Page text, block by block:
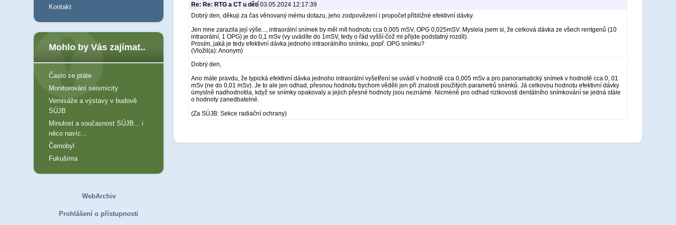
Re: Re: RTG a CT u dětí 03.05.2024 12:17:39
Dobrý den, děkuji za čas věnovaný mému dotazu, jeho zodpovězení i propočet přibližné efektivní dávky.
Jen mne zarazila její výše..., intraorální snímek by měl mít hodnotu cca 0,005 mSV, OPG 0,025mSV. Myslela jsem si, že celková dávka ze všech rentgenů (10
intraorální, 1 OPG) je do 0,1 mSv (vy uvádíte do 1mSV, tedy o řád vyšší-čož mi přijde podstatný rozdíl).
Prosím, jaká je tedy efektivní dávka jednoho intraorálního snímku, popř. OPG snímku?
(Vložil(a): Anonym)
Dobrý den,
Ano máte pravdu, že typická efektivní dávka jednoho intraorální vyšetření se uvádí v hodnotě cca 0,005 mSv a pro panoramatický snímek v hodnotě cca 0, 01
mSv (ne do 0,01 mSv). Je to ale jen odhad, přesnou hodnotu bychom věděli jen při znalosti použitých parametrů snímků. Já celkovou hodnotu efektivní dávky
úmyslně nadhodnotila, když se snímky opakovaly a jejich přesné hodnoty jsou neznámé. Nicméně pro odhad rizikovosti dentálního snímkování se jedná stále
o hodnoty zanedbatelné.
(Za SÚJB: Sekce radiační ochrany)
Kontakt
Mohlo by Vás zajímat..
Často se ptáte
Monitorování seismicity
Vernisáže a výstavy v budově
SÚJB
Minulost a současnost SÚJB... i
něco navíc...
Černobyl
Fukušima
WebArchiv
Prohlášení o přístupnosti